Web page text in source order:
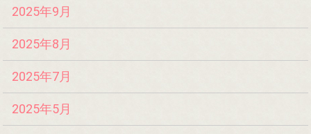
2025年9月
2025年8月
2025年7月
2025年5月